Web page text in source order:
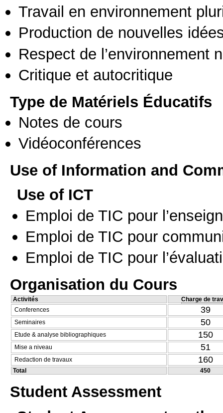
Travail en environnement
Production de nouvelles
Respect de l’environnement
Critique et autocritique
Type de Matériels Éducatifs
Notes de cours
Vidéoconférences
Use of Information and
Use of ICT
Emploi de TIC pour
Emploi de TIC pour
Emploi de TIC pour
Organisation du Cours
Activités
Charge de
Conferences
39
Seminaires 50
Etude & analyse bibliographiques 150
Mise a niveau 51
Redaction de travaux 160
Total 450
Student Assessment